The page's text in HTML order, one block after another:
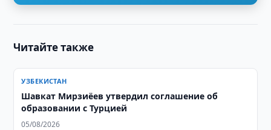
Читайте также
УЗБЕКИСТАН
Шавкат Мирзиёев утвердил соглашение об
образовании с Турцией
05/08/2026